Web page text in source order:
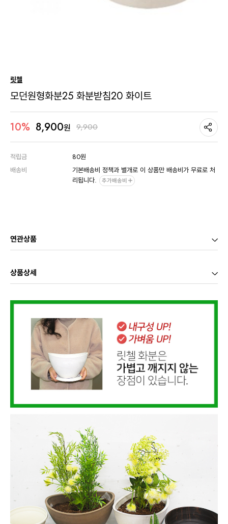
릿첼
모던원형화분25 화분받침20 화이트
10% 8,900원 9,900
적립금
80원
배송비
기본배송비 정책과 별개로 이 상품만 배송비가 무료로 처
리됩니다.
추가배송비
연관상품
상품상세